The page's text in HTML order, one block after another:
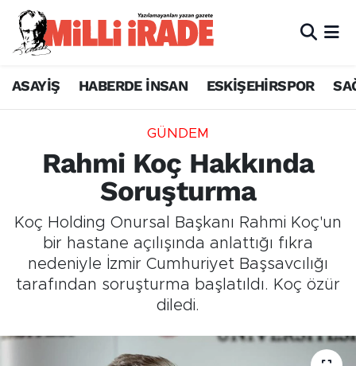
ASAYİŞ HABERDE İNSAN ESKİŞEHİRSPOR
GÜNDEM
Rahmi Koç Hakkında
Soruşturma
Koç Holding Onursal Başkanı Rahmi Koç'un
bir hastane açılışında anlattığı fıkra
nedeniyle İzmir Cumhuriyet Başsavcılığı
tarafından soruşturma başlatıldı. Koç özür
diledi.